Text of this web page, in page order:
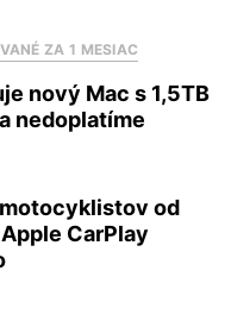
ZA 1 MESIAC
nový Mac s 1,5TB
nedoplatíme
od
CarPlay